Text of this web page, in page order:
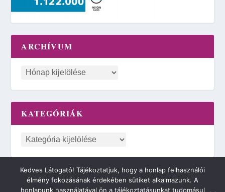
ARCHÍVUM
KATEGÓRIÁK
2018 © Minden jog fenntartva. | 42NET MARVIN CLOUD KFT.
Kedves Látogató! Tájékoztatjuk, hogy a honlap felhasználói
élmény fokozásának érdekében sütiket alkalmazunk. A
honlapunk használatával ön a tájékoztatásunkat tudomásul